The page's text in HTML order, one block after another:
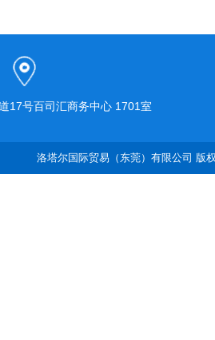
17号百司汇商务中心 1701室
洛塔尔国际贸易（东莞）有限公司 版